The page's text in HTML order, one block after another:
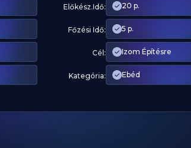
Előkész.Idő: 20 p.
Főzési Idő: 5 p.
Cél: Izom Építésre
Kategória: Ebéd